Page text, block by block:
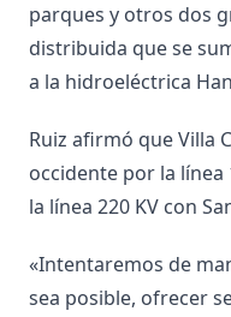
parques y otros dos
distribuida que se
a la hidroeléctrica
Ruiz afirmó que Villa
occidente por la línea
la línea 220 KV con
«Intentaremos de
sea posible, ofrecer